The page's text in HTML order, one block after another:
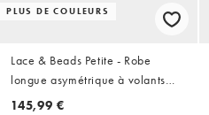
PLUS DE COULEURS
Lace & Beads Petite - Robe
longue asymétrique à volants
cascade - Olive foncé
145,99 €